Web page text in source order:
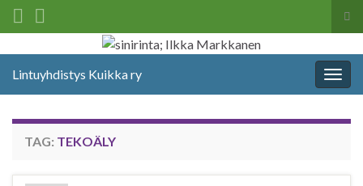
Search for:
Lintuyhdistys Kuikka ry
TAG: TEKOÄLY